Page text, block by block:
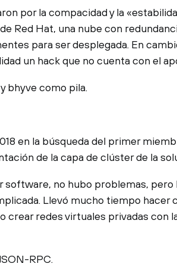
por la compacidad y la
Red Hat, una nube con
para ser desplegada. En
un hack que no cuenta con el
bhyve como pila.
en la búsqueda del primer
de la capa de clúster de la
software, no hubo problemas, pero
Llevó mucho tiempo hacer
crear redes virtuales privadas con
RPC.